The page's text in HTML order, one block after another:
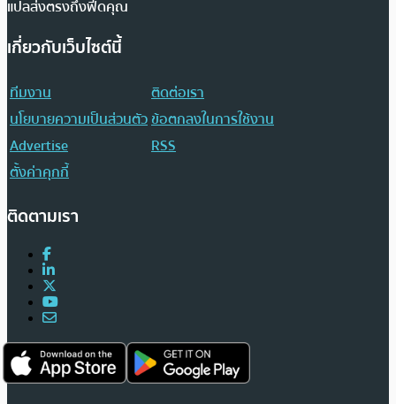
แปลส่งตรงถึงฟีดคุณ
เกี่ยวกับเว็บไซต์นี้
ทีมงาน
ติดต่อเรา
นโยบายความเป็นส่วนตัวข้อตกลงในการใช้งาน
Advertise
RSS
ตั้งค่าคุกกี้
ติดตามเรา